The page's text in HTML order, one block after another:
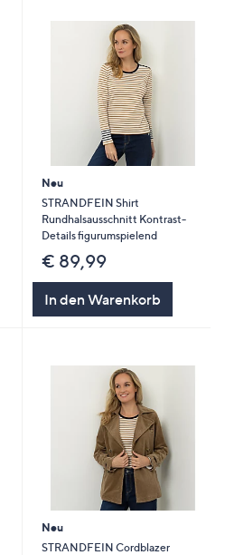
Neu
STRANDFEIN Shirt
Rundhalsausschnitt Kontrast-
Details figurumspielend
€ 89,99
In den Warenkorb
Neu
STRANDFEIN Cordblazer